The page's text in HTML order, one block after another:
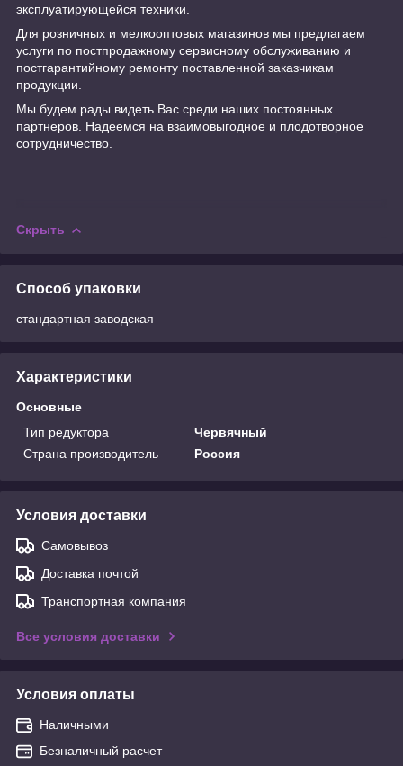
эксплуатирующейся техники.
Для розничных и мелкооптовых магазинов мы предлагаем
услуги по постпродажному сервисному обслуживанию и
постгарантийному ремонту поставленной заказчикам
продукции.
Мы будем рады видеть Вас среди наших постоянных
партнеров. Надеемся на взаимовыгодное и плодотворное
сотрудничество.
Скрыть
Способ упаковки
стандартная заводская
Характеристики
Основные
Тип редуктора
Червячный
Страна производитель
Россия
Условия доставки
Самовывоз
Доставка почтой
Транспортная компания
Все условия доставки
Условия оплаты
Наличными
Безналичный расчет